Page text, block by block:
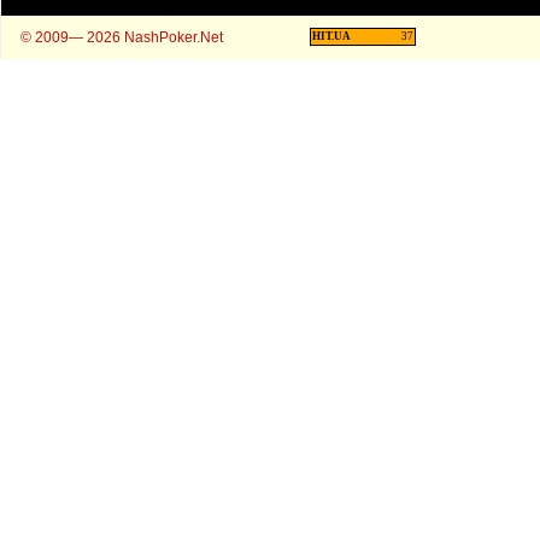
© 2009— 2026 NashPoker.Net HIT.UA 37